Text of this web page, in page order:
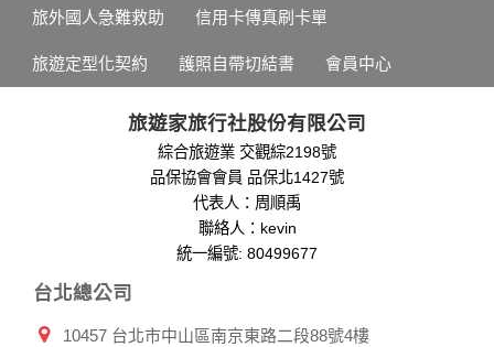
用，決不對外公布。
分析，分析結果之統計數據或說明文字呈現，除供內部研究
外，我們會視需要公佈統計數據及說明文字，但不涉及特定個
除非取得您的同意或其他法令之特別規定，本網站絕不會將您
的個人資料揭露予第三人或使用於蒐集目的以外之其他用途。
在您於本網站註冊帳號、使用本網站相關產品、服務、活動或
贈獎時，本網站會收集您的個人識別資料，本網站也可以從商
業夥伴處取得個人資料。
當客戶在本網站註冊時，我們會取得您的姓名、電話、住址、
當您註冊成功，並登入使用我們的服務後，我們即取得您的資
號、電子郵件、出生日期、性別、行業等相關資料，當您註冊
旅外國人急難救助 信用卡傳真刷卡單
旅遊定型化契約 護照自帶切結書 會員中心
旅遊家旅行社股份有限公司
綜合旅遊業 交觀綜2198號
品保協會會員 品保北1427號
代表人：周順禹
聯絡人：kevin
統一編號: 80499677
台北總公司
10457 台北市中山區南京東路二段88號4樓